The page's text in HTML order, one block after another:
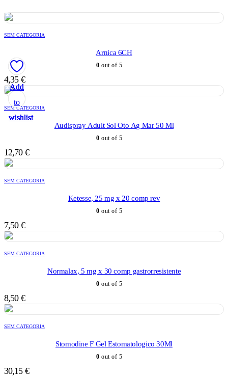
Add
to
wishlist
SEM CATEGORIA
Arnica 6CH
0 out of 5
4,35 €
Add
to
wishlist
SEM CATEGORIA
Audispray Adult Sol Oto Ag Mar 50 Ml
0 out of 5
12,70 €
Add
to
wishlist
SEM CATEGORIA
Ketesse, 25 mg x 20 comp rev
0 out of 5
7,50 €
Add
to
wishlist
SEM CATEGORIA
Normalax, 5 mg x 30 comp gastrorresistente
0 out of 5
8,50 €
Add
to
wishlist
SEM CATEGORIA
Stomodine F Gel Estomatologico 30Ml
0 out of 5
30,15 €